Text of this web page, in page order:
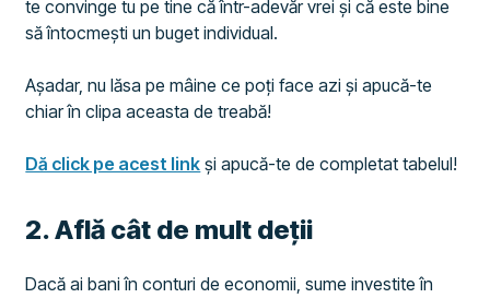
te convinge tu pe tine că într-adevăr vrei și că este bine
să întocmești un buget individual.
Așadar, nu lăsa pe mâine ce poți face azi și apucă-te
chiar în clipa aceasta de treabă!
Dă click pe acest link și apucă-te de completat tabelul!
​2. Află cât de mult deții
Dacă ai bani în conturi de economii, sume investite în